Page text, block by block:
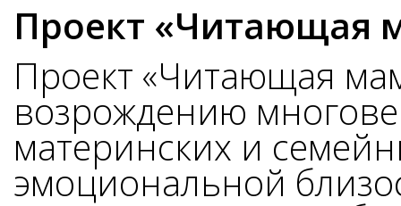
Проект «Читающая
Проект «Читающая
возрождению
материнских и
эмоциональной